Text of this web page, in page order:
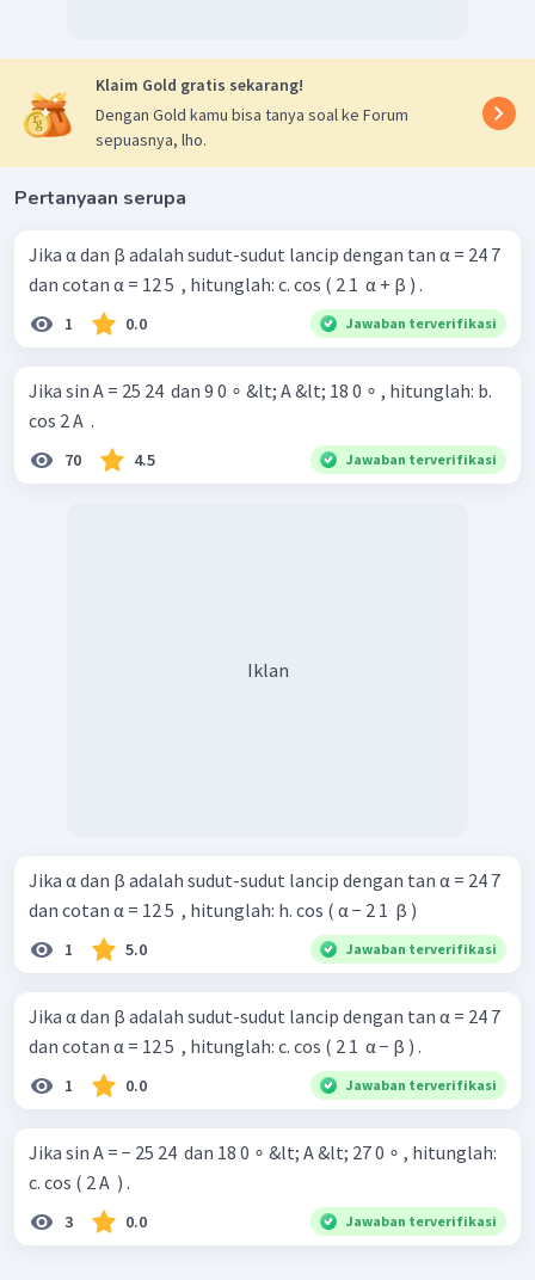
Jadi, nilai dari cos
2
adalah
Klaim Gold gratis sekarang!
Dengan Gold kamu bisa tanya soal ke Forum
sepuasnya, lho.
Pertanyaan serupa
Jika α dan β adalah sudut-sudut lancip dengan tan α = 24 7 ​
dan cotan α = 12 5 ​ , hitunglah: c. cos ( 2 1 ​ α + β ) .
1 0.0 Jawaban terverifikasi
Jika sin A = 25 24 ​ dan 9 0 ∘ &lt; A &lt; 18 0 ∘ , hitunglah: b.
cos 2 A ​ .
70 4.5 Jawaban terverifikasi
Iklan
Jika α dan β adalah sudut-sudut lancip dengan tan α = 24 7 ​
dan cotan α = 12 5 ​ , hitunglah: h. cos ( α − 2 1 ​ β )
1 5.0 Jawaban terverifikasi
Jika α dan β adalah sudut-sudut lancip dengan tan α = 24 7 ​
dan cotan α = 12 5 ​ , hitunglah: c. cos ( 2 1 ​ α − β ) .
1 0.0 Jawaban terverifikasi
Jika sin A = − 25 24 ​ dan 18 0 ∘ &lt; A &lt; 27 0 ∘ , hitunglah:
c. cos ( 2 A ​ ) .
3 0.0 Jawaban terverifikasi